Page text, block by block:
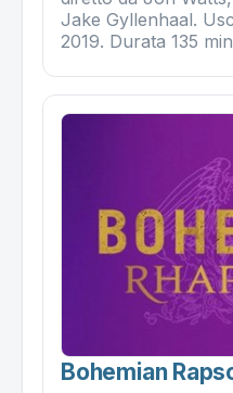
Jake Gyllenhaal.
2019. Durata 135
Bohemian